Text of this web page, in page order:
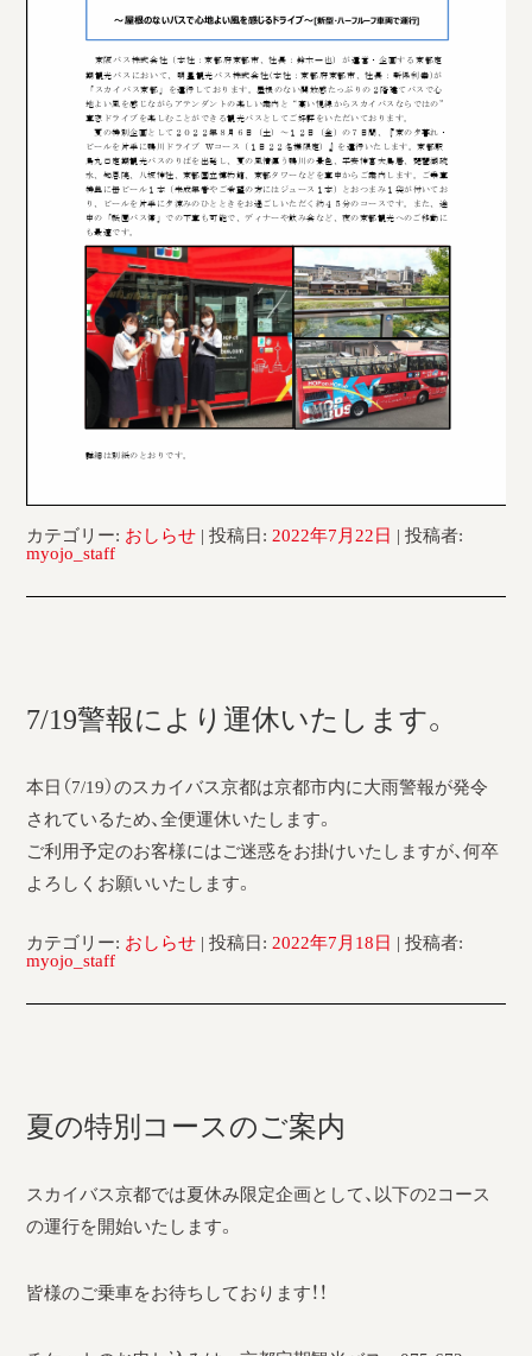
カテゴリー: おしらせ | 投稿日: 2022年7月22日 |投稿者:
myojo_staff
7/19警報により運休いたします。
本日（7/19）のスカイバス京都は京都市内に大雨警報が発令
されているため、全便運休いたします。
ご利用予定のお客様にはご迷惑をお掛けいたしますが、何卒
よろしくお願いいたします。
カテゴリー: おしらせ | 投稿日: 2022年7月18日 |投稿者:
myojo_staff
夏の特別コースのご案内
スカイバス京都では夏休み限定企画として、以下の2コース
の運行を開始いたします。
皆様のご乗車をお待ちしております！！